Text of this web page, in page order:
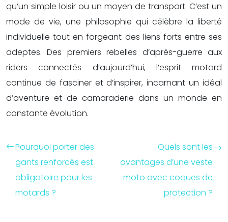
qu’un simple loisir ou un moyen de transport. C’est un
mode de vie, une philosophie qui célèbre la liberté
individuelle tout en forgeant des liens forts entre ses
adeptes. Des premiers rebelles d’après-guerre aux
riders connectés d’aujourd’hui, l’esprit motard
continue de fasciner et d’inspirer, incarnant un idéal
d’aventure et de camaraderie dans un monde en
constante évolution.
Pourquoi porter des
gants renforcés est
obligatoire pour les
motards ?
Quels sont les
avantages d’une veste
moto avec coques de
protection ?